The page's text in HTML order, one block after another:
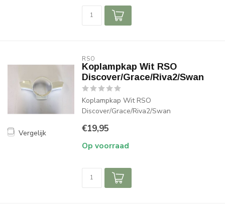
Vergelijk
RSO
Koplampkap Wit RSO
Discover/Grace/Riva2/Swan
Koplampkap Wit RSO
Discover/Grace/Riva2/Swan
€19,95
Op voorraad